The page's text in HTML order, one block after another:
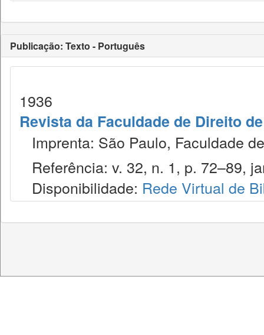
Publicação: Texto - Português
1936
Revista da Faculdade de Direito
Imprenta: São Paulo, Faculdade
Referência: v. 32, n. 1, p. 72–89,
Disponibilidade: Rede Virtual de